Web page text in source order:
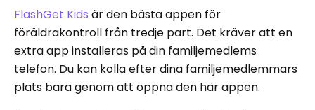
FlashGet Kids är den bästa appen för
föräldrakontroll från tredje part. Det kräver att en
extra app installeras på din familjemedlems
telefon. Du kan kolla efter dina familjemedlemmars
plats bara genom att öppna den här appen.